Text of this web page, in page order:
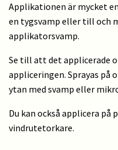
Applikationen är mycket
en tygsvamp eller till och
applikatorsvamp.
Se till att det applicerade
appliceringen. Sprayas på
ytan med svamp eller
Du kan också applicera
vindrutetorkare.